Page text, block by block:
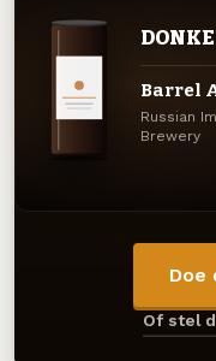
Barrel
Russian
Brewery
Doe
Of stel